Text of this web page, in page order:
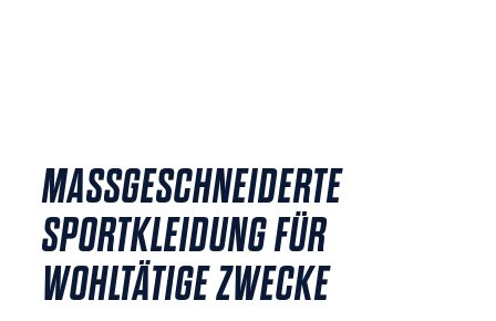
MASSGESCHNEIDERTE S
PORTKLEIDUNG FÜR W
OHLTÄTIGE ZWECKE